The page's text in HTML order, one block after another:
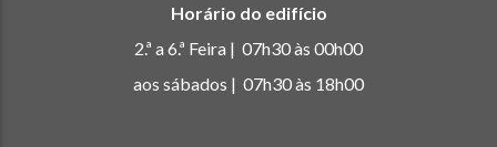
Horário do edifício
2.ª a 6.ª Feira | 07h30 às 00h00
aos sábados | 07h30 às 18h00